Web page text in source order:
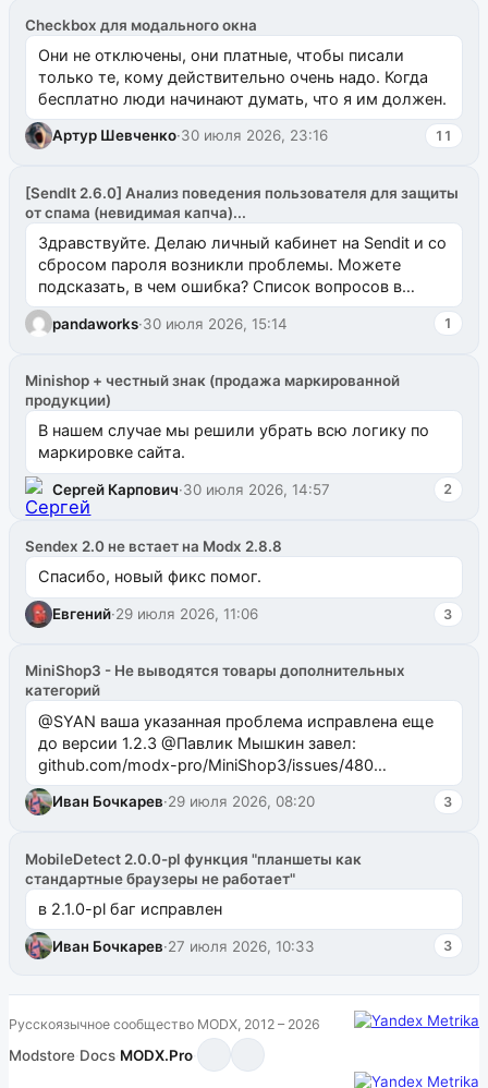
Checkbox для модального окна
Они не отключены, они платные, чтобы писали
только те, кому действительно очень надо. Когда
бесплатно люди начинают думать, что я им должен.
Артур Шевченко·30 июля 2026, 23:16 11
[SendIt 2.6.0] Анализ поведения пользователя для защиты
от спама (невидимая капча)...
Здравствуйте. Делаю личный кабинет на Sendit и со
сбросом пароля возникли проблемы. Можете
подсказать, в чем ошибка? Список вопросов в
одноименном разделе на modx.pro пока пуст, и,...
pandaworks·30 июля 2026, 15:14 1
Minishop + честный знак (продажа маркированной
продукции)
В нашем случае мы решили убрать всю логику по
маркировке сайта.
Сергей Карпович·30 июля 2026, 14:57 2
Sendex 2.0 не встает на Modx 2.8.8
Спасибо, новый фикс помог.
Евгений·29 июля 2026, 11:06 3
MiniShop3 - Не выводятся товары дополнительных
категорий
@SYAN ваша указанная проблема исправлена еще
до версии 1.2.3 @Павлик Мышкин завел:
github.com/modx-pro/MiniShop3/issues/480
github.com/modx-pro/MiniShop3/issues/481Исправим
в б...
Иван Бочкарев·29 июля 2026, 08:20 3
MobileDetect 2.0.0-pl функция "планшеты как
стандартные браузеры не работает"
в 2.1.0-pl баг исправлен
Иван Бочкарев·27 июля 2026, 10:33 3
Русскоязычное сообщество MODX, 2012 – 2026
Modstore·Docs·MODX.Pro·